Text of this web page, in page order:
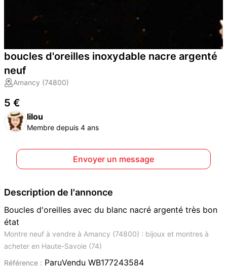
boucles d'oreilles inoxydable nacre argenté
neuf
Amancy (74800)
5 €
lilou
Membre depuis 4 ans
Envoyer un message
Description de l'annonce
Boucles d'oreilles avec du blanc nacré argenté très bon
état
Montre neuf à vendre à Amancy (74800) : bijoux et montres à
acheter en Haute-Savoie (74)
Référence : ParuVendu WB177243584